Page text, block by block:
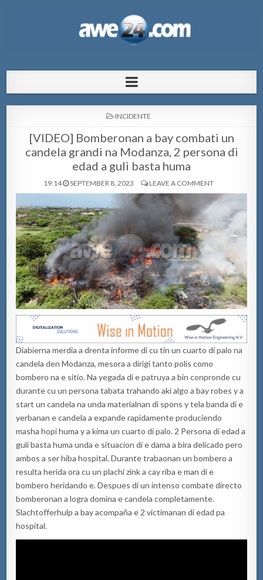
pa Aruba
POSTED
INCIDENTE
[VIDEO] Bomberonan a bay combati un
candela grandi na Modanza, 2 persona di
edad a guli basta huma
19:14 SEPTEMBER 8, 2023 LEAVE A COMMENT
Diabierna merdia a drenta informe di cu tin un cuarto di palo na
candela den Modanza, mesora a dirigi tanto polis como
bombero na e sitio. Na yegada di e patruya a bin conpronde cu
durante cu un persona tabata trahando aki algo a bay robes y a
start un candela na unda materialnan di spons y tela banda di e
yerbanan e candela a expande rapidamente produciendo
masha hopi huma y a kima un cuarto di palo. 2 Persona di edad a
guli basta huma unda e situacion di e dama a bira delicado pero
ambos a ser hiba hospital. Durante trabaonan un bombero a
resulta herida ora cu un plachi zink a cay riba e man di e
bombero heridando e. Despues di un intenso combate directo
bomberonan a logra domina e candela completamente.
Slachtofferhulp a bay acompaña e 2 victimanan di edad pa
hospital.